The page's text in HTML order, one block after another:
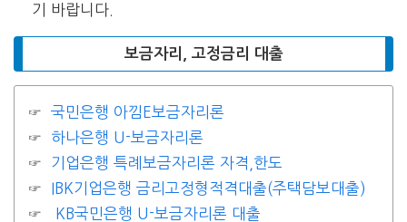
기 바랍니다.
보금자리, 고정금리 대출
국민은행 아낌E보금자리론
하나은행 U-보금자리론
기업은행 특례보금자리론 자격,한도
IBK기업은행 금리고정형적격대출(주택담보대출)
KB국민은행 U-보금자리론 대출